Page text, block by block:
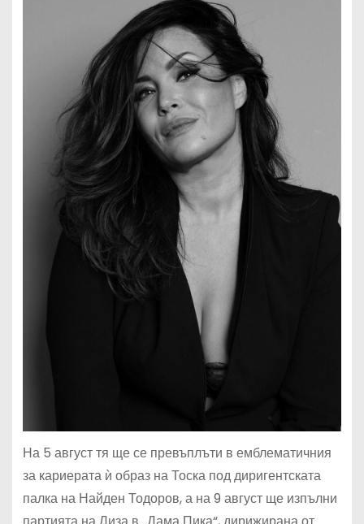
На 5 август тя ще се превъплъти в емблематичния
за кариерата ѝ образ на Тоска под диригентската
палка на Найден Тодоров, а на 9 август ще изпълни